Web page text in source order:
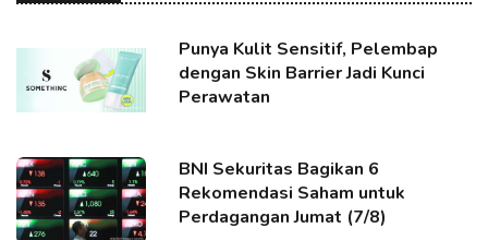
Punya Kulit Sensitif, Pelembap
dengan Skin Barrier Jadi Kunci
Perawatan
BNI Sekuritas Bagikan 6
Rekomendasi Saham untuk
Perdagangan Jumat (7/8)